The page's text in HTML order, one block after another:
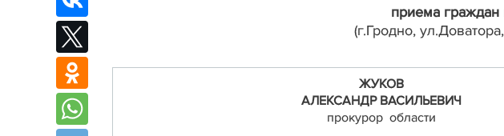
приема граждан
(г.Гродно,
ЖУКОВ
АЛЕКСАНДР ВАСИЛЬЕВИЧ
прокурор области